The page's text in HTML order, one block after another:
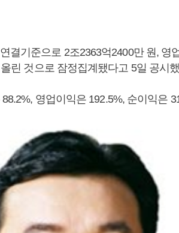
결기준으로 2조2363억2400만 원, 영
린 것으로 잠정집계됐다고 5일 공시
영업이익은 192.5%, 순이익은